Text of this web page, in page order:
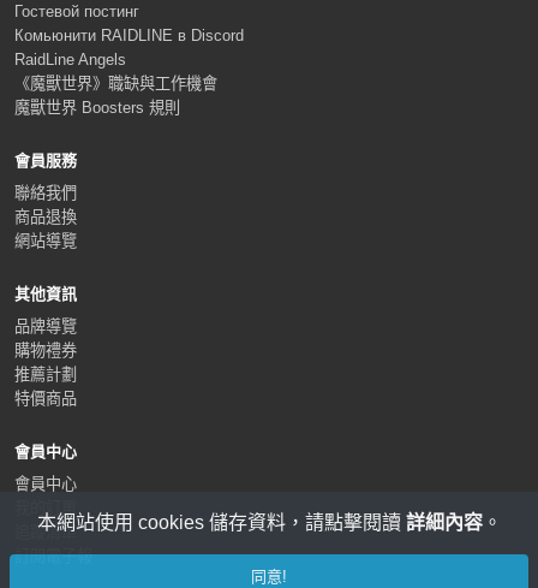
Гостевой постинг
Комьюнити RAIDLINE в Discord
RaidLine Angels
《魔獸世界》職缺與工作機會
魔獸世界 Boosters 規則
會員服務
聯絡我們
商品退換
網站導覽
其他資訊
品牌導覽
購物禮券
推薦計劃
特價商品
會員中心
會員中心
追蹤清單
訂閱電子報
本網站使用 cookies 儲存資料，請點擊閱讀 詳細內容。
同意!